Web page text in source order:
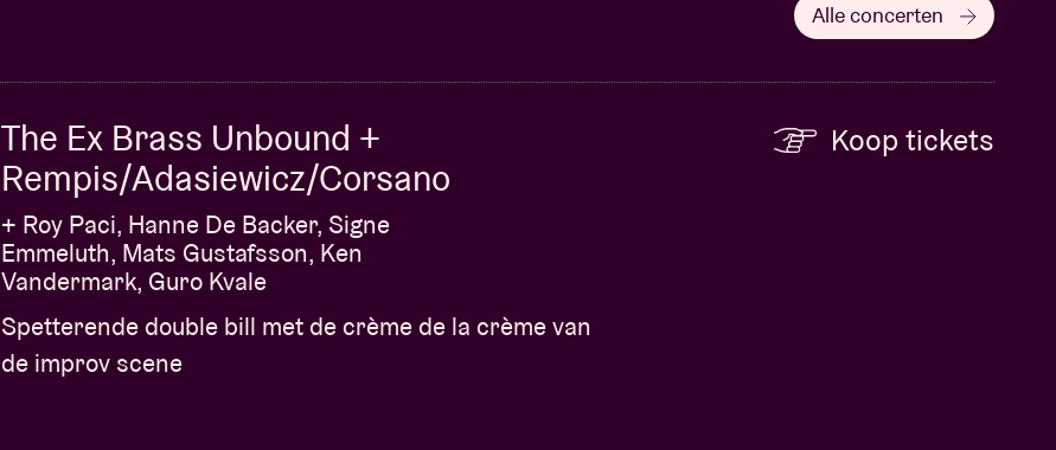
Alle concerten
The Ex Brass Unbound +
Rempis/Adasiewicz/Corsano
+ Roy Paci, Hanne De Backer, Signe
Emmeluth, Mats Gustafsson, Ken
Vandermark, Guro Kvale
Spetterende double bill met de crème de la crème van
de improv scene
Koop tickets